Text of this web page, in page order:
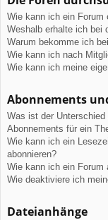
Wie kann ich ein Forum
Weshalb erhalte ich bei
Warum bekomme ich
Wie kann ich nach
Wie kann ich meine
Abonnements
Was ist der
Abonnements für ein
Wie kann ich ein
abonnieren?
Wie kann ich ein Forum
Wie deaktiviere ich
Dateianhänge